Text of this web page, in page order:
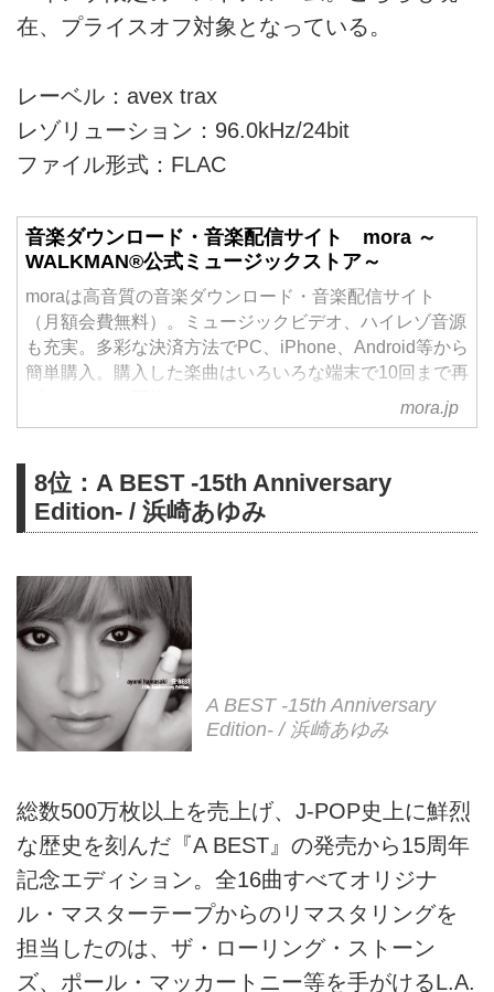
在、プライスオフ対象となっている。
レーベル：avex trax
レゾリューション：96.0kHz/24bit
ファイル形式：FLAC
音楽ダウンロード・音楽配信サイト mora ～
WALKMAN®公式ミュージックストア～
moraは高音質の音楽ダウンロード・音楽配信サイト
（月額会費無料）。ミュージックビデオ、ハイレゾ音源
も充実。多彩な決済方法でPC、iPhone、Android等から
簡単購入。購入した楽曲はいろいろな端末で10回まで再
mora.jp
8位：A BEST -15th Anniversary
Edition- / 浜崎あゆみ
A BEST -15th Anniversary
Edition- / 浜崎あゆみ
総数500万枚以上を売上げ、J-POP史上に鮮烈
な歴史を刻んだ『A BEST』の発売から15周年
記念エディション。全16曲すべてオリジナ
ル・マスターテープからのリマスタリングを
担当したのは、ザ・ローリング・ストーン
ズ、ポール・マッカートニー等を手がけるL.A.